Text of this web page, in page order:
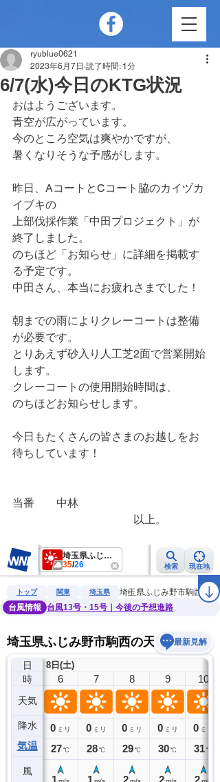
6/7(水)今日のKTG状況
ryublue0621
2023年6月7日 読了時間: 1分
おはようございます。
青空が広がっています。
今のところ空気は爽やかですが、
暑くなりそうな予感がします。
昨日、AコートとCコート脇のカイヅカ
イブキの
上部伐採作業「中田プロジェクト」が
終了しました。
のちほど「お知らせ」に詳細を掲載す
る予定です。
中田さん、本当にお疲れさまでした！
朝までの雨によりクレーコートは整備
が必要です。
とりあえず砂入り人工芝2面で営業開始
します。
クレーコートの使用開始時間は、
のちほどお知らせします。
今日もたくさんの皆さまのお越しをお
待ちしています！
当番　　中林
以上。